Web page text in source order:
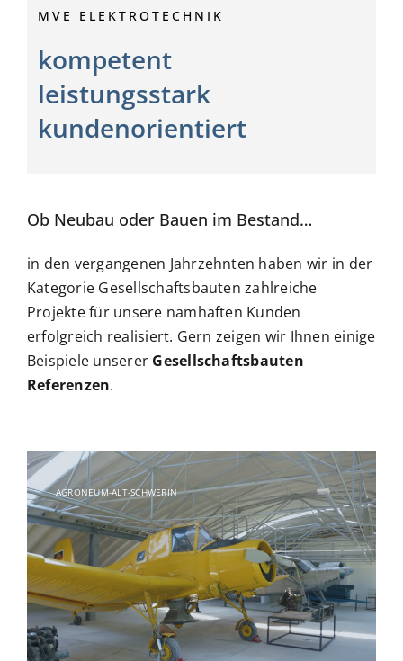
MVE ELEKTROTECHNIK
kompetent
leistungsstark
kundenorientiert
Ob Neubau oder Bauen im Bestand…
in den vergangenen Jahrzehnten haben wir in der
Kategorie Gesellschaftsbauten zahlreiche
Projekte für unsere namhaften Kunden
erfolgreich realisiert. Gern zeigen wir Ihnen einige
Beispiele unserer Gesellschaftsbauten
Referenzen.
AGRONEUM-ALT-SCHWERIN